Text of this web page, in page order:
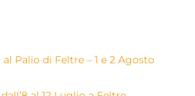
Palio di Feltre – 1 e 2 Agosto